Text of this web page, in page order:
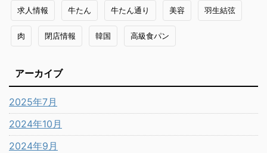
求人情報 牛たん 牛たん通り 美容 羽生結弦
肉 閉店情報 韓国 高級食パン
アーカイブ
2025年7月
2024年10月
2024年9月